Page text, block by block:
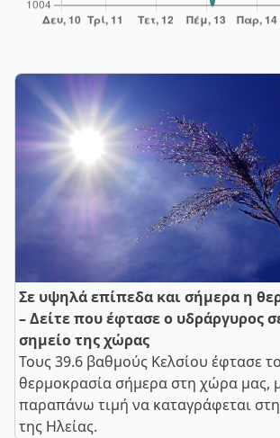
Σε υψηλά επίπεδα και σήμερα η
– Δείτε που έφτασε ο υδράργυρος
σημείο της χώρας
Τους 39.6 βαθμούς Κελσίου έφτασε
θερμοκρασία σήμερα στη χώρα μας,
παραπάνω τιμή να καταγράφεται
της Ηλείας.